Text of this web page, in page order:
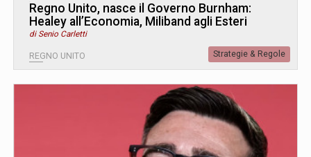
Regno Unito, nasce il Governo Burnham:
Healey all’Economia, Miliband agli Esteri
di Senio Carletti
REGNO UNITO Strategie & Regole